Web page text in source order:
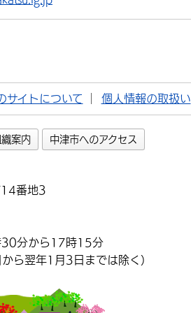
サイトについて 個人情報の取扱い
案内 中津市へのアクセス
番地3
30分から17時15分
ら翌年1月3日までは除く）